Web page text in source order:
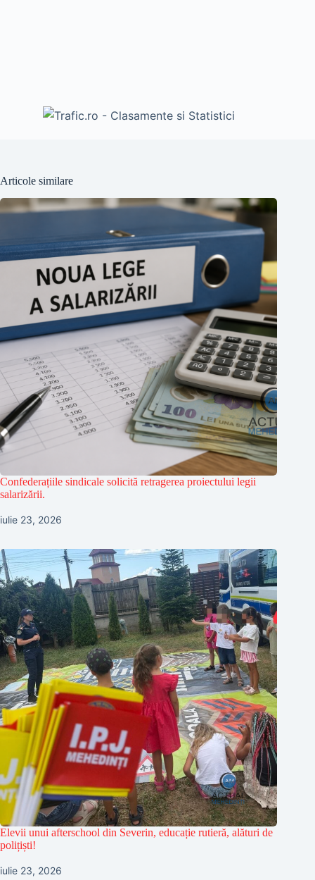
Articole similare
Confederațiile sindicale solicită retragerea proiectului legii
salarizării.
iulie 23, 2026
Elevii unui afterschool din Severin, educație rutieră, alături de
polițiști!
iulie 23, 2026